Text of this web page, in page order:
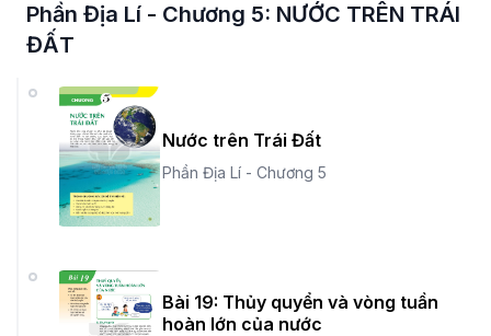
Phần Địa Lí - Chương 5: NƯỚC TRÊN TRÁI
ĐẤT
Nước trên Trái Đất
Phần Địa Lí - Chương 5
Bài 19: Thủy quyển và vòng tuần
hoàn lớn của nước